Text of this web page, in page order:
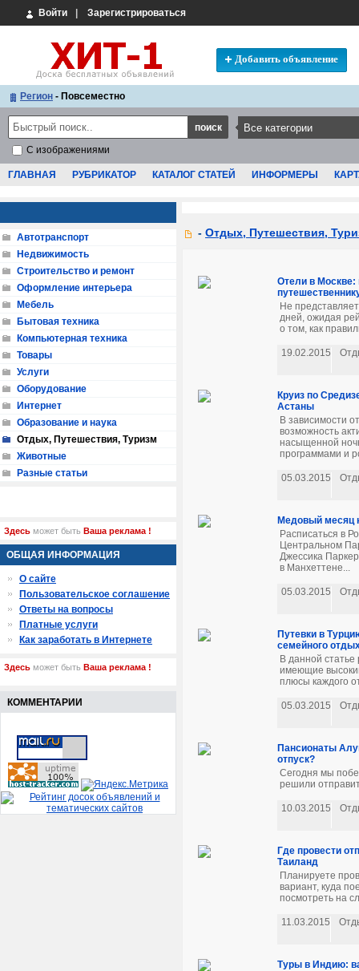
Войти Зарегистрироваться
Добавить объявление
Регион - Повсеместно
С изображениями
ГЛАВНАЯ РУБРИКАТОР КАТАЛОГ СТАТЕЙ ИНФОРМЕРЫ
- Отдых, Путешествия,
Отели в Москве:
Не
дней, ожидая
о том, как
19.02.2015
Круиз по
Астаны
В зависимости
возможность
насыщенной
программами и
05.03.2015
Медовый месяц
Расписаться в
Центральном
Джессика
в Манхеттене...
05.03.2015
Путевки в
семейного
В данной статье
имеющие
плюсы каждого
05.03.2015
Пансионаты
отпуск?
Сегодня мы
решили
10.03.2015
Где провести
Таиланд
Планируете
вариант, куда
посмотреть на
11.03.2015
Туры в Индию:
Автотранспорт
Недвижимость
Строительство и ремонт
Оформление интерьера
Мебель
Бытовая техника
Компьютерная техника
Товары
Услуги
Оборудование
Интернет
Образование и наука
Отдых, Путешествия, Туризм
Животные
Разные статьи
Здесь может быть Ваша реклама !
ОБЩАЯ ИНФОРМАЦИЯ
О сайте
Пользовательское соглашение
Ответы на вопросы
Платные услуги
Как заработать в Интернете
Здесь может быть Ваша реклама !
КОММЕНТАРИИ